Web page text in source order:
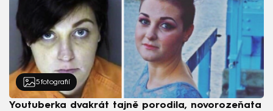
5 fotografií
Youtuberka dvakrát tajně porodila, novorozeňata